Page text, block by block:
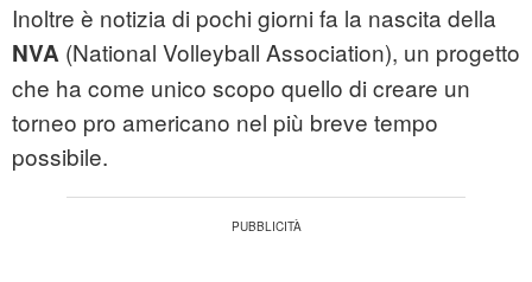
Inoltre è notizia di pochi giorni fa la nascita della
NVA (National Volleyball Association), un progetto
che ha come unico scopo quello di creare un
torneo pro americano nel più breve tempo
possibile.